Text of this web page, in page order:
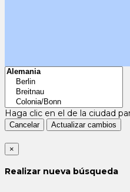
Haga clic en el de la ciudad
Cancelar Actualizar cambios
×
Realizar nueva búsqueda